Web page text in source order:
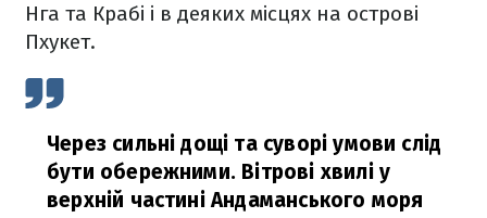
Нга та Крабі і в деяких місцях на острові
Пхукет.
Через сильні дощі та суворі умови слід
бути обережними. Вітрові хвилі у
верхній частині Андаманського моря